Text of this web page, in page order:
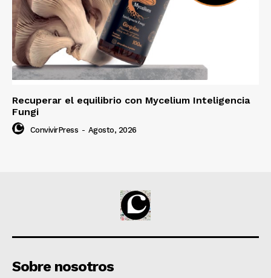
Recuperar el equilibrio con Mycelium Inteligencia
Fungi
ConvivirPress - Agosto, 2026
Sobre nosotros